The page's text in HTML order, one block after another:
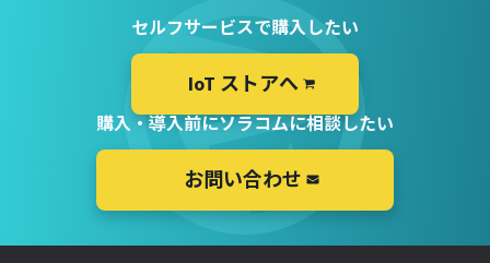
セルフサービスで購入したい
IoT ストアへ
購入・導入前にソラコムに相談したい
お問い合わせ